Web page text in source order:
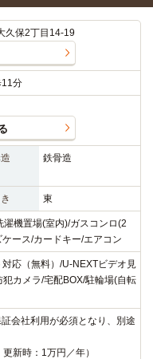
保2丁目14-19
11分
鉄骨造
東
機置場(室内)/ガスコンロ(2
ース/カードキー/エアコン
応（無料）/U-NEXTビデオ見
カメラ/宅配BOX/駐輪場(自転
会社利用が必須となり、別途
新時：1万円／年）